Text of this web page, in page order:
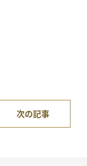
次の記事